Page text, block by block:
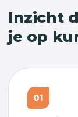
Inzicht
je op
01